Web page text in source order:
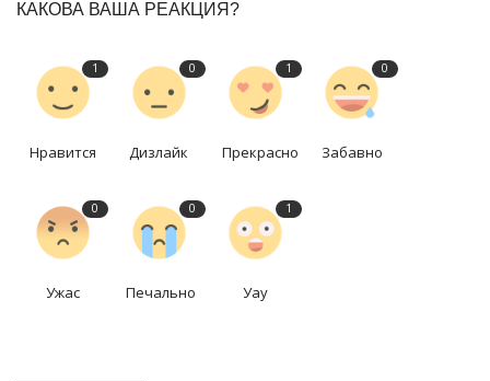
КАКОВА ВАША РЕАКЦИЯ?
1
Нравится
0
Дизлайк
1
Прекрасно
0
Забавно
0
Ужас
0
Печально
1
Уау